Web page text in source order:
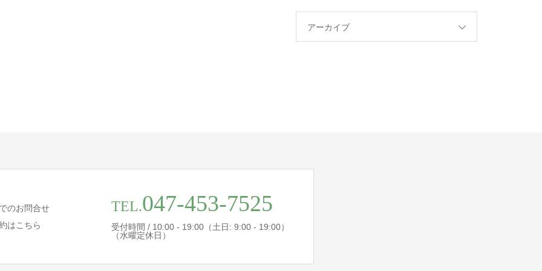
アーカイブ
のお問合せ
はこちら
TEL.047-453-7525
受付時間 / 10:00 - 19:00（土日: 9:00 - 19:00）
（水曜定休日）